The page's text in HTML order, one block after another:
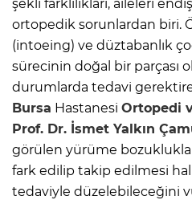
şekli farklılıkları, aileleri
ortopedik sorunlardan biri.
(intoeing) ve düztabanlık
sürecinin doğal bir parçası
durumlarda tedavi
Bursa Hastanesi Ortopedi
Prof. Dr. İsmet Yalkın
görülen yürüme
fark edilip takip edilmesi
tedaviyle düzelebileceğini